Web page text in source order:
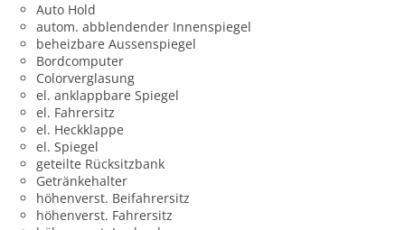
Auto Hold
autom. abblendender Innenspiegel
beheizbare Aussenspiegel
Bordcomputer
Colorverglasung
el. anklappbare Spiegel
el. Fahrersitz
el. Heckklappe
el. Spiegel
geteilte Rücksitzbank
Getränkehalter
höhenverst. Beifahrersitz
höhenverst. Fahrersitz